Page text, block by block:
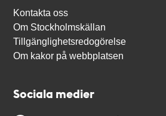
Kontakta oss
Om Stockholmskällan
Tillgänglighetsredogörelse
Om kakor på webbplatsen
Sociala medier